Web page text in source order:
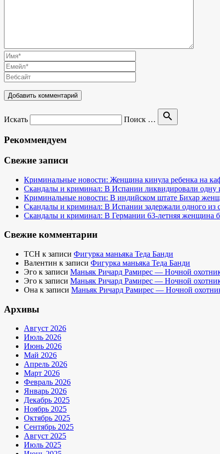
Искать Поиск … search
Рекоммендуем
Свежие записи
Криминальные новости: Женщина кинула ребенка на
Скандалы и криминал: В Испании ликвидировали одну
Криминальные новости: В индийском штате Бихар
Скандалы и криминал: В Испании задержали одного из
Скандалы и криминал: В Германии 63-летняя женщина
Свежие комментарии
TCH к записи Фигурка маньяка Теда Банди
Валентин к записи Фигурка маньяка Теда Банди
Эго к записи Маньяк Ричард Рамирес — Ночной
Эго к записи Маньяк Ричард Рамирес — Ночной
Она к записи Маньяк Ричард Рамирес — Ночной
Архивы
Август 2026
Июль 2026
Июнь 2026
Май 2026
Апрель 2026
Март 2026
Февраль 2026
Январь 2026
Декабрь 2025
Ноябрь 2025
Октябрь 2025
Сентябрь 2025
Август 2025
Июль 2025